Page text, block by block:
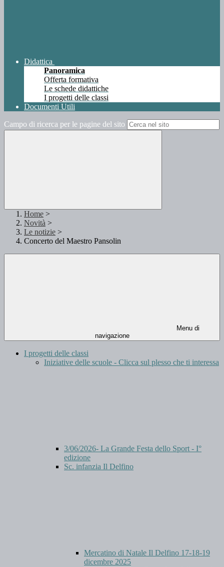
Didattica
Panoramica
Offerta formativa
Le schede didattiche
I progetti delle classi
Documenti Utili
Campo di ricerca per le pagine del sito
Home >
Novità >
Le notizie >
Concerto del Maestro Pansolin
Menu di
navigazione
I progetti delle classi
Iniziative delle scuole - Clicca sul plesso che ti interessa
3/06/2026- La Grande Festa dello Sport - I°
edizione
Sc. infanzia Il Delfino
Mercatino di Natale Il Delfino 17-18-19
dicembre 2025